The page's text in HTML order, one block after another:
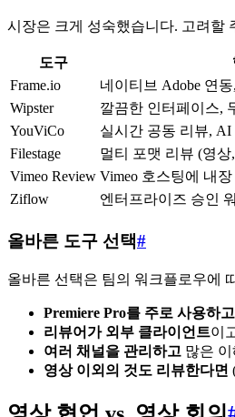
시장은 크게 성숙했습니다. 고려할
도구
Frame.io
네이티브 Adobe 연동
Wipster
깔끔한 인터페이스,
YouViCo
실시간 공동 리뷰, AI
Filestage
멀티 포맷 리뷰 (영
Vimeo Review Vimeo 호스팅에 내장
Ziflow
엔터프라이즈 승인
올바른 도구 선택#
올바른 선택은 팀의 워크플로우에
Premiere Pro를 주로 사용하고
리뷰어가 외부 클라이언트이
여러 채널을 관리하고 많은
영상 이외의 것도 리뷰한다면